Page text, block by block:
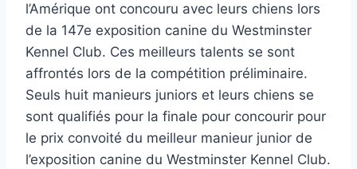
l’Amérique ont concouru avec leurs chiens lors
de la 147e exposition canine du Westminster
Kennel Club. Ces meilleurs talents se sont
affrontés lors de la compétition préliminaire.
Seuls huit manieurs juniors et leurs chiens se
sont qualifiés pour la finale pour concourir pour
le prix convoité du meilleur manieur junior de
l’exposition canine du Westminster Kennel Club.